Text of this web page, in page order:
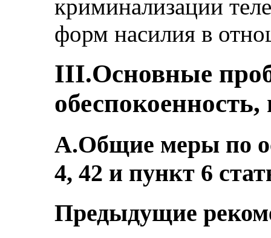
криминализации
форм насилия в
III.Основные
A.Общие меры по
4, 42 и пункт 6
Предыдущие